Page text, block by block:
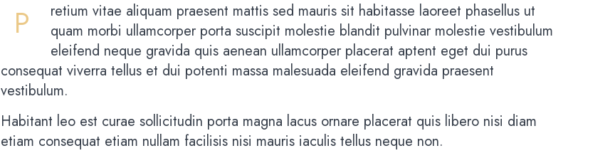
P
retium vitae aliquam praesent mattis sed mauris sit habitasse laoreet phasellus ut
quam morbi ullamcorper porta suscipit molestie blandit pulvinar molestie vestibulum
eleifend neque gravida quis aenean ullamcorper placerat aptent eget dui purus
consequat viverra tellus et dui potenti massa malesuada eleifend gravida praesent
vestibulum.
Habitant leo est curae sollicitudin porta magna lacus ornare placerat quis libero nisi diam
etiam consequat etiam nullam facilisis nisi mauris iaculis tellus neque non.